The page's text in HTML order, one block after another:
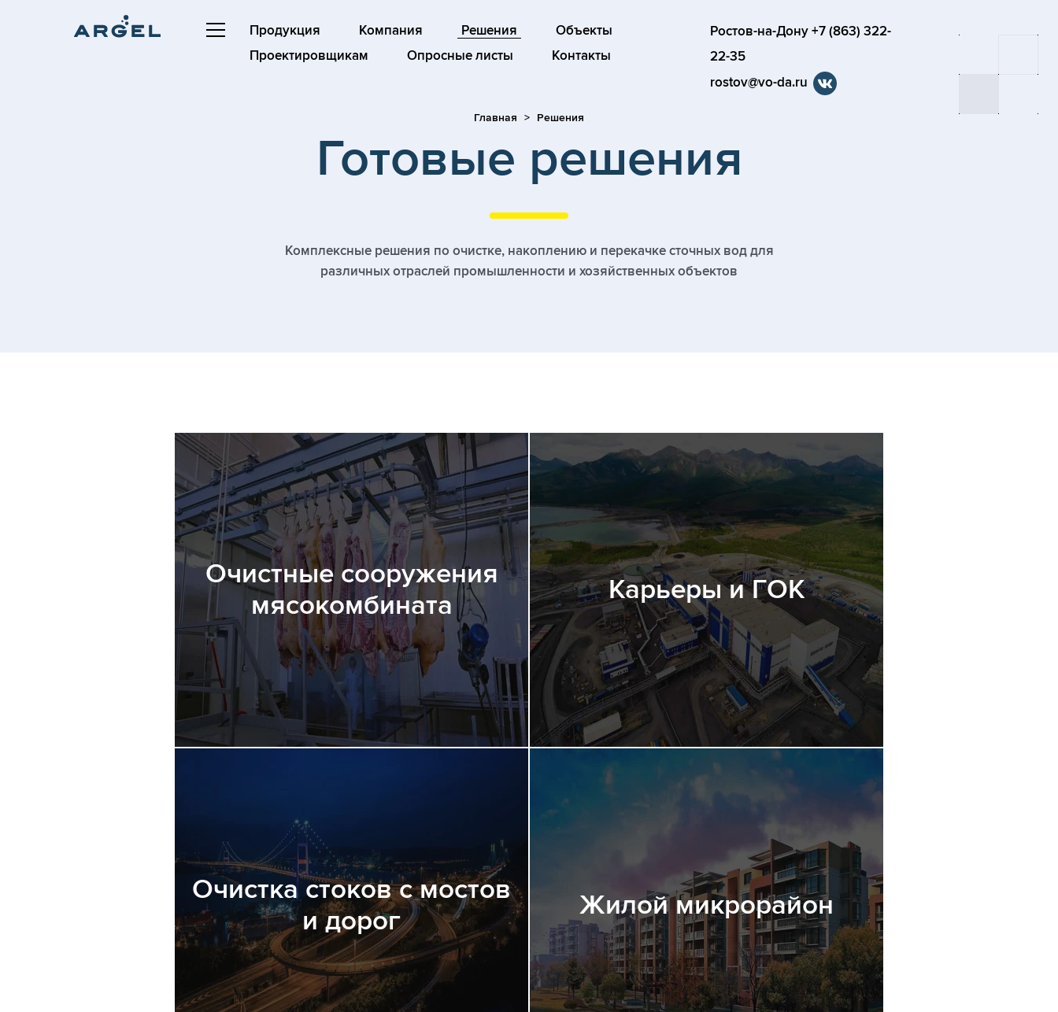
Продукция Компания Решения
Объекты
Проектировщикам
Опросные листы Контакты
Ростов-на-Дону +7 (863) 322-
22-35
rostov@vo-da.ru
Главная Решения
Готовые решения
Комплексные решения по очистке, накоплению и перекачке сточных вод для
различных отраслей промышленности и хозяйственных объектов
Очистные сооружения
мясокомбината
Карьеры и ГОК
Очистка стоков с мостов
и дорог
Жилой микрорайон